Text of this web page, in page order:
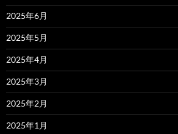
2025年6月
2025年5月
2025年4月
2025年3月
2025年2月
2025年1月